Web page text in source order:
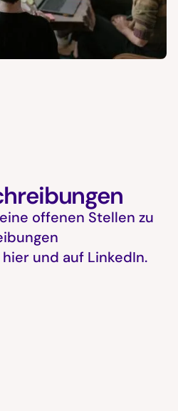
offenen Stellen zu
und auf LinkedIn.